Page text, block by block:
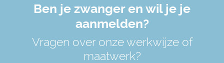
Ben je zwanger en wil je je
aanmelden?
Vragen over onze werkwijze of
maatwerk?